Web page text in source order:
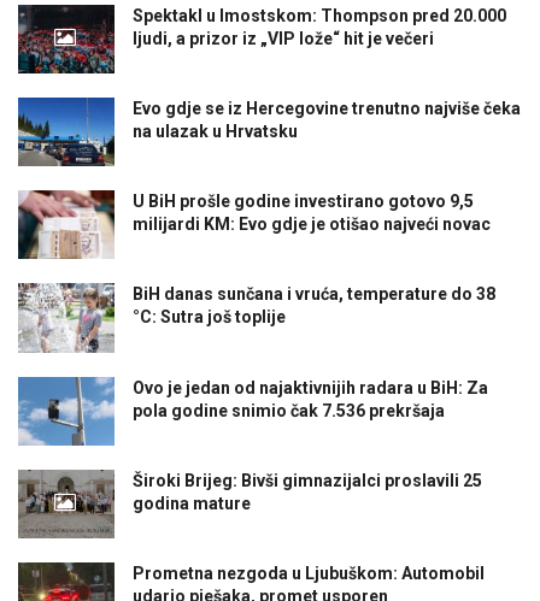
Spektakl u Imostskom: Thompson pred 20.000
ljudi, a prizor iz „VIP lože“ hit je večeri
Evo gdje se iz Hercegovine trenutno najviše čeka
na ulazak u Hrvatsku
U BiH prošle godine investirano gotovo 9,5
milijardi KM: Evo gdje je otišao najveći novac
BiH danas sunčana i vruća, temperature do 38
°C: Sutra još toplije
Ovo je jedan od najaktivnijih radara u BiH: Za
pola godine snimio čak 7.536 prekršaja
Široki Brijeg: Bivši gimnazijalci proslavili 25
godina mature
Prometna nezgoda u Ljubuškom: Automobil
udario pješaka, promet usporen